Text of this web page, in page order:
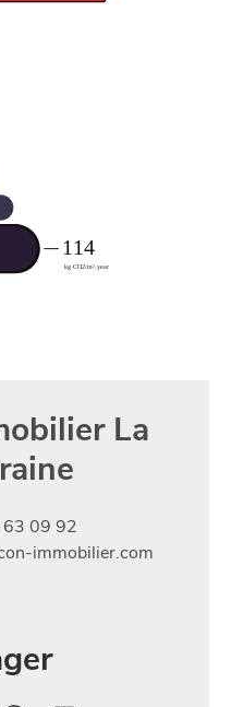
La
09 92
immobilier.com